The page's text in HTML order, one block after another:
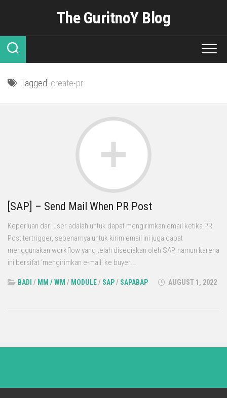
The GuritnoY Blog
Tagged: create-pr
[SAP] – Send Mail When PR Post
Keperluan dari user adalah untuk dapat mengirimkan email ketika PR
Post tertrigger, sebenarnya untuk kirim email ini juga dapat
menggunakan workflow yang telah disediakan oleh SAP, namun karena
ini bersifat ‘mengirimkan e-mail’ ke buyer...
BADI / MM / WM / MODULE/ SAP/ SAPABAP AUGUST 1, 2022